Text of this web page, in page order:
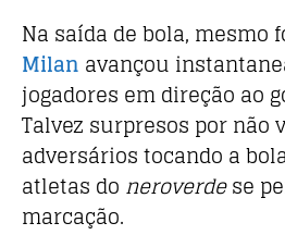
Na saída de bola, mesmo
Milan avançou
jogadores em direção ao
Talvez surpresos por não
adversários tocando a
atletas do neroverdese
marcação.